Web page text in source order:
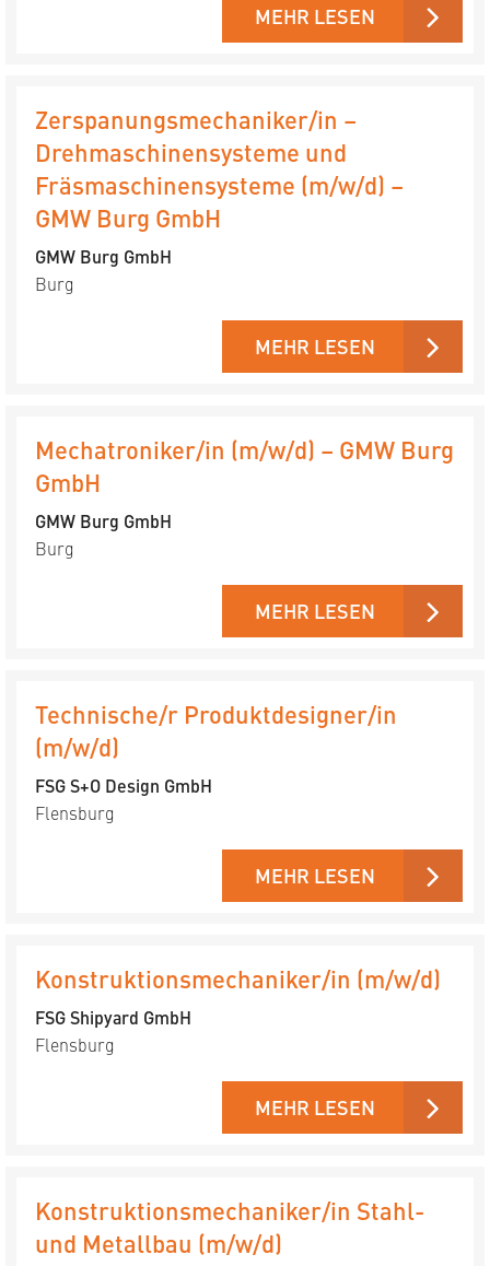
MEHR LESEN
Zerspanungsmechaniker/in –
Drehmaschinensysteme und
Fräsmaschinensysteme (m/w/d) –
GMW Burg GmbH
GMW Burg GmbH
Burg
MEHR LESEN
Mechatroniker/in (m/w/d) – GMW Burg
GmbH
GMW Burg GmbH
Burg
MEHR LESEN
Technische/r Produktdesigner/in
(m/w/d)
FSG S+O Design GmbH
Flensburg
MEHR LESEN
Konstruktionsmechaniker/in (m/w/d)
FSG Shipyard GmbH
Flensburg
MEHR LESEN
Konstruktionsmechaniker/in Stahl-
und Metallbau (m/w/d)